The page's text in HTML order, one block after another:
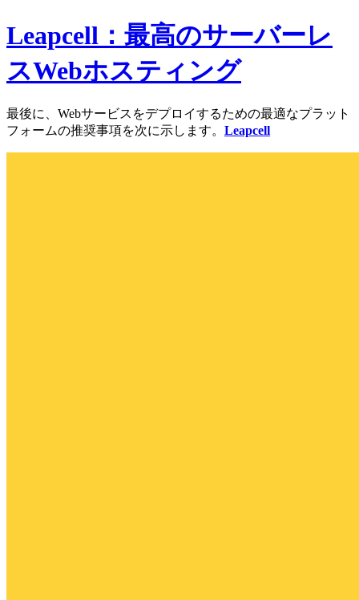
Leapcell：最高のサーバーレ
スWebホスティング
最後に、Webサービスをデプロイするための最適なプラット
フォームの推奨事項を次に示します。 Leapcell